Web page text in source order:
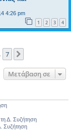
4:26 pm
1 2 3 4
7
Μετάβαση σε
τη Δ. Συζήτηση
Συζήτηση